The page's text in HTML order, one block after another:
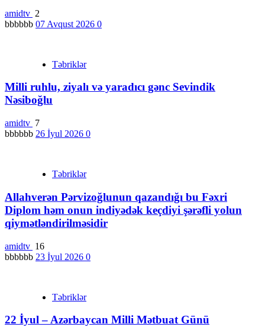
amidtv 2
bbbbbb 07 Avqust 2026 0
Təbriklər
Milli ruhlu, ziyalı və yaradıcı gənc Sevindik
Nəsiboğlu
amidtv 7
bbbbbb 26 İyul 2026 0
Təbriklər
Allahverən Pərvizoğlunun qazandığı bu Fəxri
Diplom həm onun indiyədək keçdiyi şərəfli yolun
qiymətləndirilməsidir
amidtv 16
bbbbbb 23 İyul 2026 0
Təbriklər
22 İyul – Azərbaycan Milli Mətbuat Günü